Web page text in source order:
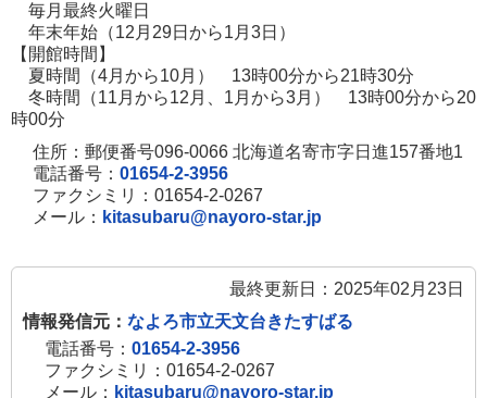
き
ま
す
毎月最終火曜日
年末年始（12月29日から1月3日）
【開館時間】
夏時間（4月から10月） 13時00分から21時30分
冬時間（11月から12月、1月から3月） 13時00分から20
時00分
住所：郵便番号096-0066 北海道名寄市字日進157番地1
電話番号： 01654-2-3956
ファクシミリ：01654-2-0267
メール： kitasubaru@nayoro-star.jp
最終更新日：2025年02月23日
情報発信元： なよろ市立天文台きたすばる
電話番号： 01654-2-3956
ファクシミリ：01654-2-0267
メール： kitasubaru@nayoro-star.jp